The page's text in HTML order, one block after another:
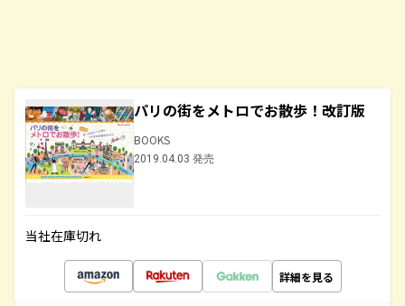
パリの街をメトロでお散歩！改訂版
BOOKS
2019.04.03 発売
当社在庫切れ
詳細を見る